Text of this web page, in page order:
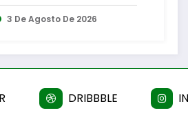
os melhores
do verão
6 De Agosto De 2026
DRIBBBLE